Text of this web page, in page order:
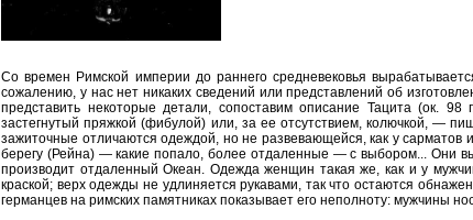
Со времен Римской империи до раннего средневековья
сожалению, у нас нет никаких сведений или представлений об
представить некоторые детали, сопоставим описание Тацита (ок.
застегнутый пряжкой (фибулой) или, за ее отсутствием, колючкой, —
зажиточные отличаются одеждой, но не развевающейся, как у
берегу (Рейна) — какие попало, более отдаленные — с выбором... Они
производит отдаленный Океан. Одежда женщин такая же, как и у
краской; верх одежды не удлиняется рукавами, так что остаются
германцев на римских памятниках показывает его неполноту: мужчины